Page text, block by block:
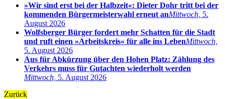
»Wir sind erst bei der Halbzeit«: Dieter Dohr tritt bei der
kommenden Bürgermeisterwahl erneut anMittwoch, 5.
August 2026
Wolfsberger Bürger fordert mehr Schatten für die Stadt
und ruft einen »Arbeitskreis« für alle ins LebenMittwoch,
5. August 2026
Aus für Abkürzung über den Hohen Platz: Zählung des
Verkehrs muss für Gutachten wiederholt werden
Mittwoch, 5. August 2026
Zurück